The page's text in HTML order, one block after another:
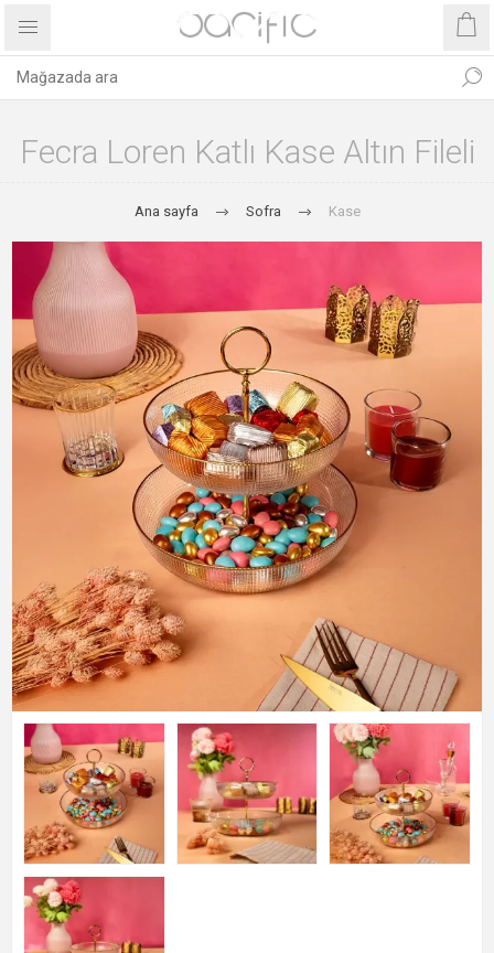
Fecra Loren Katlı Kase Altın Fileli
Ana sayfa Sofra Kase